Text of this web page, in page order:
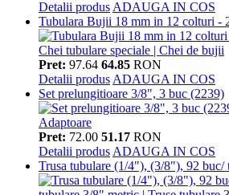
Detalii produs ADAUGA IN COS
Tubulara Bujii 18 mm in 12 colturi -
Pret: 97.64 64.85 RON
Detalii produs ADAUGA IN COS
Set prelungitioare 3/8", 3 buc (2239)
Pret: 72.00 51.17 RON
Detalii produs ADAUGA IN COS
Trusa tubulare (1/4"), (3/8"), 92 buc/